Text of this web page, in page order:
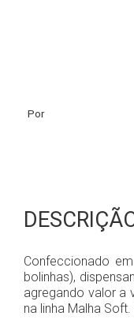
Confeccionado
bolinhas),
agregando valor a
na linha Malha